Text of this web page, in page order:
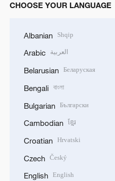
CHOOSE YOUR LANGUAGE
Albanian Shqip
Arabic العربية
Belarusian Беларуская
Bengali বাংলা
Bulgarian Български
Cambodian ខ្មែរ
Croatian Hrvatski
Czech Český
English English